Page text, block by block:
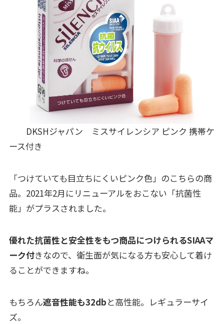
DKSHジャパン ミスサイレンシア ピンク 携帯ケ
ース付き
「つけていても目立ちにくいピンク色」のこちらの商
品。2021年2月にリニューアルをおこない「抗菌性
能」がプラスされました。
優れた抗菌性と安全性をもつ商品につけられるSIAAマ
ーク付きなので、衛生面が気になる方も安心して着け
ることができますね。
もちろん遮音性能も32dbと高性能。レギュラーサイ
ズ。